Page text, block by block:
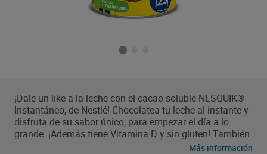
¡Dale un like a la leche con el cacao soluble NESQUIK®
Instantáneo, de Nestlé! Chocolatea tu leche al instante y
disfruta de su sabor único, para empezar el día a lo
grande. ¡Además tiene Vitamina D y sin gluten! También
Más información